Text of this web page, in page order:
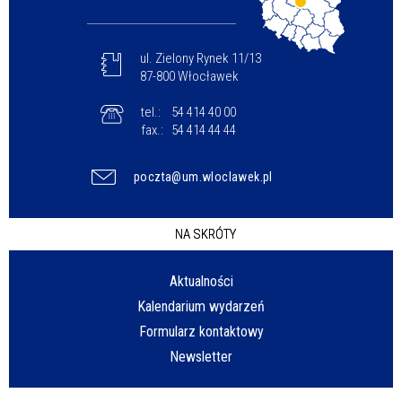
ul. Zielony Rynek 11/13
87-800 Włocławek
tel.:
54 414 40 00
fax.:
54 414 44 44
poczta@um.wloclawek.pl
NA SKRÓTY
Aktualności
Kalendarium wydarzeń
Formularz kontaktowy
Newsletter